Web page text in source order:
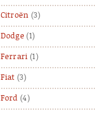
Citroën (3)
Dodge (1)
Ferrari (1)
Fiat (3)
Ford (4)